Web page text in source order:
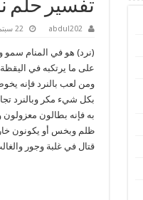
تفسير حلم
abdul202 22 سبتمبر، 2012
(نرد) هو في المنام سمو
على ما يرتكبه في
ومن لعب بالنرد فإنه
بكل شيء مكر وبالنرد
به فإنه بطالون
ظلم وبخس أو يكونون
قتال في غلبة وجور